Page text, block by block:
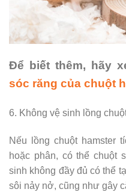
Để biết thêm, hãy
sóc răng của chuột
6. Không vệ sinh lồng
Nếu lồng chuột hamster
hoặc phân, có thể chuột
sinh không đầy đủ có thể
sôi nảy nở, cũng như gây